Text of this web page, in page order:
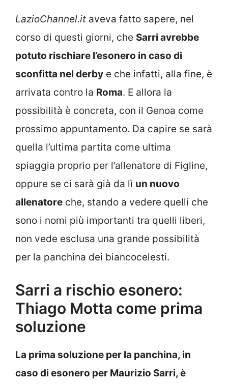
LazioChannel.it aveva fatto sapere, nel
corso di questi giorni, che Sarri avrebbe
potuto rischiare l’esonero in caso di
sconfitta nel derby e che infatti, alla fine, è
arrivata contro la Roma. E allora la
possibilità è concreta, con il Genoa come
prossimo appuntamento. Da capire se sarà
quella l’ultima partita come ultima
spiaggia proprio per l’allenatore di Figline,
oppure se ci sarà già da lì un nuovo
allenatore che, stando a vedere quelli che
sono i nomi più importanti tra quelli liberi,
non vede esclusa una grande possibilità
per la panchina dei biancocelesti.
Sarri a rischio esonero:
Thiago Motta come prima
soluzione
La prima soluzione per la panchina, in
caso di esonero per Maurizio Sarri, è